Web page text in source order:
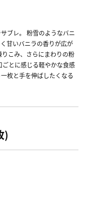
ブレ。 粉雪のようなバニ
甘いバニラの香りが広が
こみ、さらにまわりの粉
とに感じる軽やかな食感
枚と手を伸ばしたくなる
)